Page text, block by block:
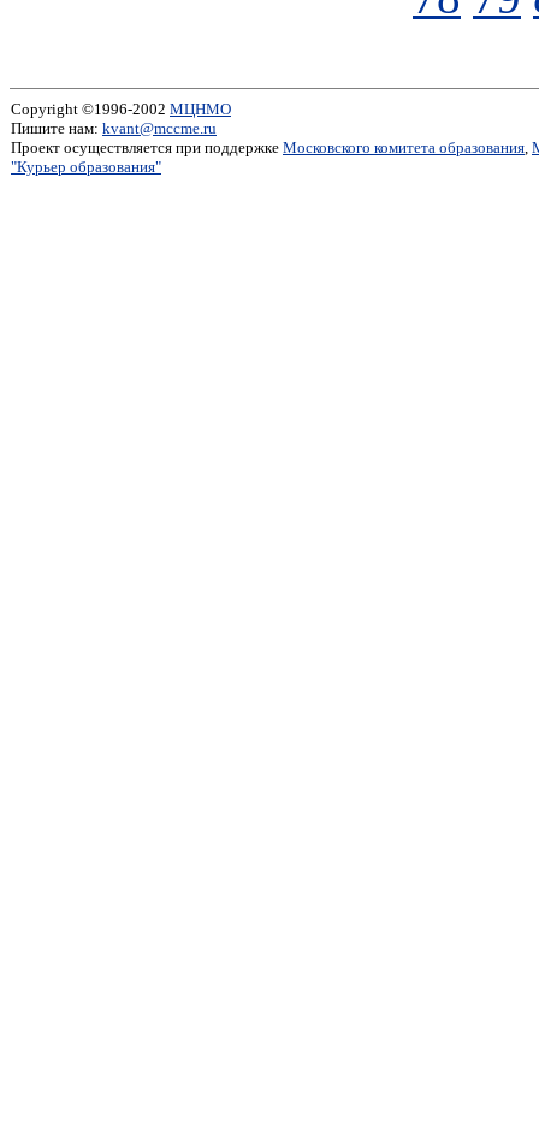
Copyright ©1996-2002 МЦНМО
Пишите нам: kvant@mccme.ru
Проект осуществляется при поддержке Московского комитета образования,
"Курьер образования"